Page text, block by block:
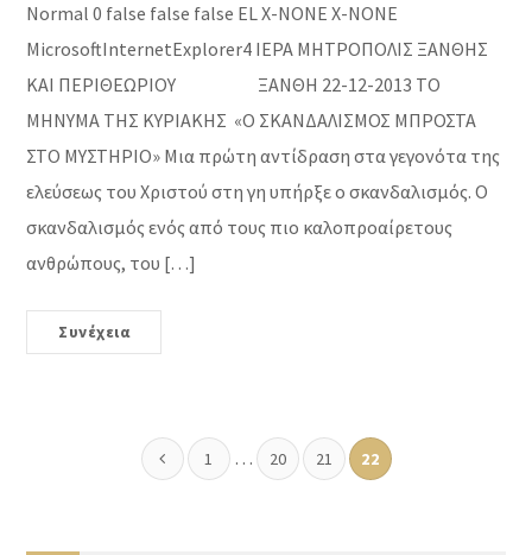
Normal 0 false false false EL X-NONE X-NONE
MicrosoftInternetExplorer4 ΙΕΡΑ ΜΗΤΡΟΠΟΛΙΣ ΞΑΝΘΗΣ
ΚΑΙ ΠΕΡΙΘΕΩΡΙΟΥ ΞΑΝΘΗ 22-12-2013 ΤΟ
ΜΗΝΥΜΑ ΤΗΣ ΚΥΡΙΑΚΗΣ «Ο ΣΚΑΝΔΑΛΙΣΜΟΣ ΜΠΡΟΣΤΑ
ΣΤΟ ΜΥΣΤΗΡΙΟ» Μια πρώτη αντίδραση στα γεγονότα της
ελεύσεως του Χριστού στη γη υπήρξε ο σκανδαλισμός. Ο
σκανδαλισμός ενός από τους πιο καλοπροαίρετους
ανθρώπους, του […]
Συνέχεια
1 … 20 21 22